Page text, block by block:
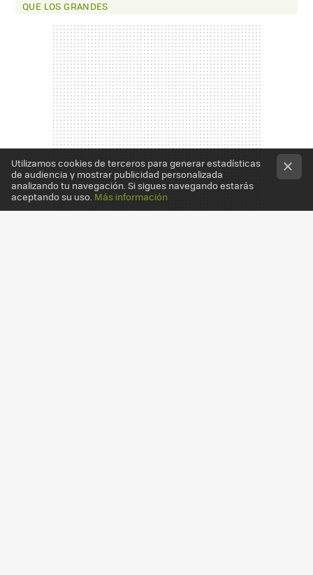
QUE LOS GRANDES
Utilizamos cookies de terceros para generar estadísticas
de audiencia y mostrar publicidad personalizada
analizando tu navegación. Si sigues navegando estarás
aceptando su uso. Más información